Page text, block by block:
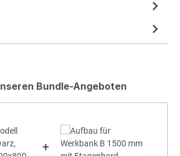
Bundle-Angeboten
+